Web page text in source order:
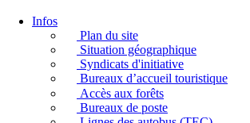
Infos
Plan du site
Situation géographique
Syndicats d'initiative
Bureaux d’accueil touristique
Accès aux forêts
Bureaux de poste